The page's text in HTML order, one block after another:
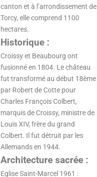
canton et à l’arrondissement de
Torcy, elle comprend 1100
hectares.
Historique :
Croissy et Beaubourg ont
fusionné en 1804. Le château
fut transformé au début 18ème
par Robert de Cotte pour
Charles François Colbert,
marquis de Croissy, ministre de
Louis XIV, frère du grand
Colbert. Il fut détruit par les
Allemands en 1944.
Architecture sacrée :
Eglise Saint-Marcel 1961 :